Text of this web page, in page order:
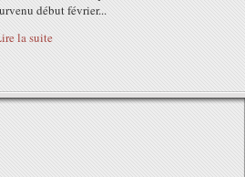
début février...
la suite